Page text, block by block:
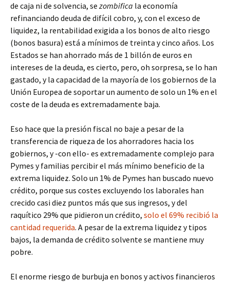
de caja ni de solvencia, se zombifica la economía
refinanciando deuda de difícil cobro, y, con el exceso de
liquidez, la rentabilidad exigida a los bonos de alto riesgo
(bonos basura) está a mínimos de treinta y cinco años. Los
Estados se han ahorrado más de 1 billón de euros en
intereses de la deuda, es cierto, pero, oh sorpresa, se lo han
gastado, y la capacidad de la mayoría de los gobiernos de la
Unión Europea de soportar un aumento de solo un 1% en el
coste de la deuda es extremadamente baja.
Eso hace que la presión fiscal no baje a pesar de la
transferencia de riqueza de los ahorradores hacia los
gobiernos, y -con ello- es extremadamente complejo para
Pymes y familias percibir el más mínimo beneficio de la
extrema liquidez. Solo un 1% de Pymes han buscado nuevo
crédito, porque sus costes excluyendo los laborales han
crecido casi diez puntos más que sus ingresos, y del
raquítico 29% que pidieron un crédito, solo el 69% recibió la
cantidad requerida. A pesar de la extrema liquidez y tipos
bajos, la demanda de crédito solvente se mantiene muy
pobre.
El enorme riesgo de burbuja en bonos y activos financieros